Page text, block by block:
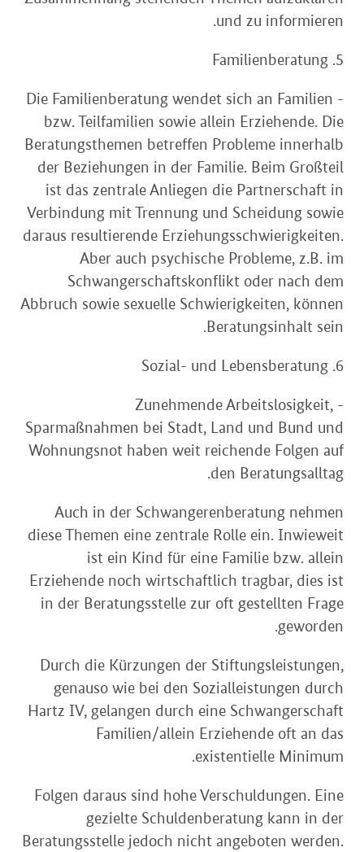
und zu informieren.
5. Familienberatung
- Die Familienberatung wendet sich an Familien
bzw. Teilfamilien sowie allein Erziehende. Die
Beratungsthemen betreffen Probleme innerhalb
der Beziehungen in der Familie. Beim Großteil
ist das zentrale Anliegen die Partnerschaft in
Verbindung mit Trennung und Scheidung sowie
daraus resultierende Erziehungsschwierigkeiten.
Aber auch psychische Probleme, z.B. im
Schwangerschaftskonflikt oder nach dem
Abbruch sowie sexuelle Schwierigkeiten, können
Beratungsinhalt sein.
6. Sozial- und Lebensberatung
- Zunehmende Arbeitslosigkeit,
Sparmaßnahmen bei Stadt, Land und Bund und
Wohnungsnot haben weit reichende Folgen auf
den Beratungsalltag.
Auch in der Schwangerenberatung nehmen
diese Themen eine zentrale Rolle ein. Inwieweit
ist ein Kind für eine Familie bzw. allein
Erziehende noch wirtschaftlich tragbar, dies ist
in der Beratungsstelle zur oft gestellten Frage
geworden.
Durch die Kürzungen der Stiftungsleistungen,
genauso wie bei den Sozialleistungen durch
Hartz IV, gelangen durch eine Schwangerschaft
Familien/allein Erziehende oft an das
existentielle Minimum.
Folgen daraus sind hohe Verschuldungen. Eine
gezielte Schuldenberatung kann in der
Beratungsstelle jedoch nicht angeboten werden.